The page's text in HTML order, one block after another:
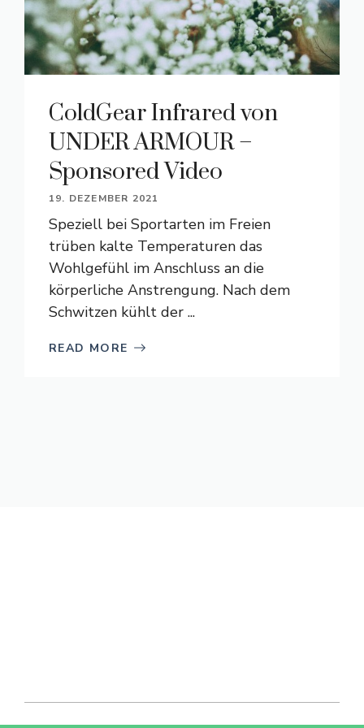
ColdGear Infrared von
UNDER ARMOUR –
Sponsored Video
19. DEZEMBER 2021
Speziell bei Sportarten im Freien
trüben kalte Temperaturen das
Wohlgefühl im Anschluss an die
körperliche Anstrengung. Nach dem
Schwitzen kühlt der ...
READ MORE